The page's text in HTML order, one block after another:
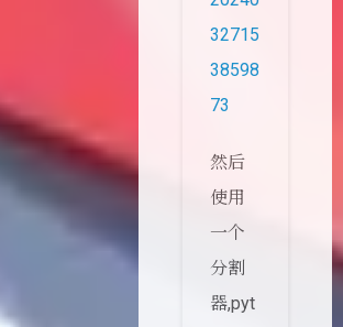
然后
使用
一个
分割
器,pyt